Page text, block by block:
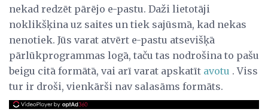
nekad redzēt pārējo e-pastu. Daži lietotāji
noklikšķina uz saites un tiek sajūsmā, kad nekas
nenotiek. Jūs varat atvērt e-pastu atsevišķā
pārlūkprogrammas logā, taču tas nodrošina to pašu
beigu citā formātā, vai arī varat apskatīt avotu . Viss
tur ir droši, vienkārši nav salasāms formāts.